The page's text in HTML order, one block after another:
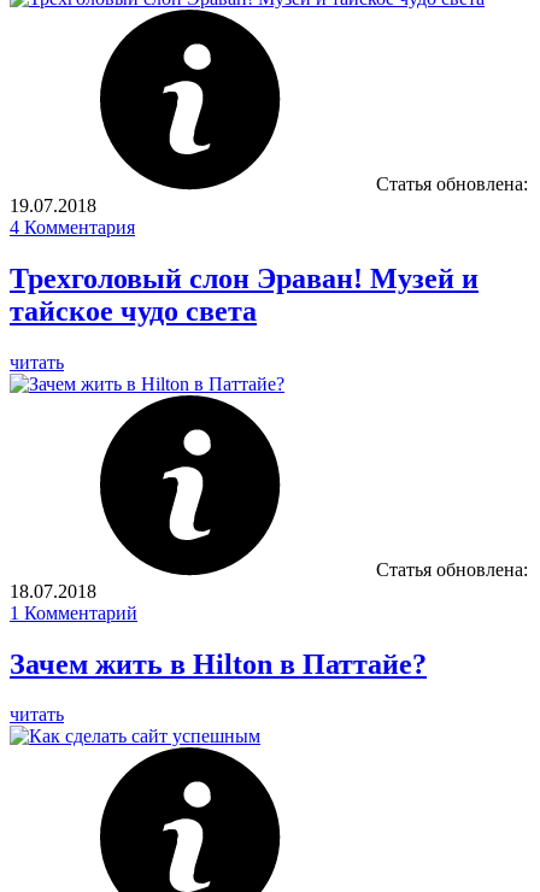
Статья обновлена:
19.07.2018
4 Комментария
Трехголовый слон Эраван! Музей и
тайское чудо света
читать
Статья обновлена:
18.07.2018
1 Комментарий
Зачем жить в Hilton в Паттайе?
читать